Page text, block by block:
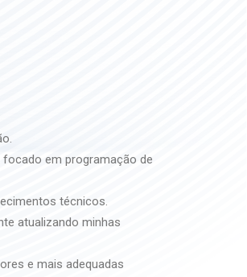
focado em programação de
técnicos.
atualizando minhas
e mais adequadas